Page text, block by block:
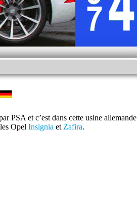
PSA et c’est dans cette usine allemande
OpelInsignia et Zafira.